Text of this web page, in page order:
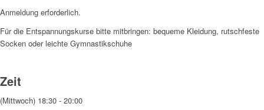
Anmeldung erforderlich.
Für die Entspannungskurse bitte mitbringen: bequeme Kleidung, rutschfeste
Socken oder leichte Gymnastikschuhe
Zeit
(Mittwoch) 18:30 - 20:00